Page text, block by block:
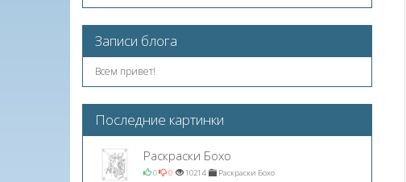
Записи блога
Всем привет!
Последние картинки
Раскраски Бохо
0 0 10214 Раскраски Бохо